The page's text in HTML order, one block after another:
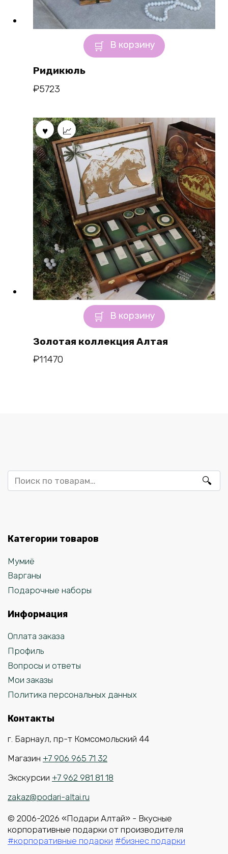
В корзину
Ридикюль
₽5723
В корзину
Золотая коллекция Алтая
₽11470
Искать:
Категории товаров
Мумиё
Варганы
Подарочные наборы
Информация
Оплата заказа
Профиль
Вопросы и ответы
Мои заказы
Политика персональных данных
Контакты
г. Барнаул, пр-т Комсомольский 44
Магазин +7 906 965 71 32
Экскурсии +7 962 981 81 18
zakaz@podari-altai.ru
© 2006-2026 «Подари Алтай» - Вкусные
корпоративные подарки от производителя
#корпоративные подарки #бизнес подарки